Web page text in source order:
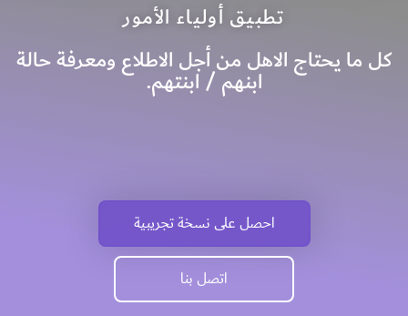
تطبيق أولياء الأمور
كل ما يحتاج الاهل من أجل الاطلاع ومعرفة حالة
ابنهم / ابنتهم.
احصل على نسخة تجريبية
اتصل بنا